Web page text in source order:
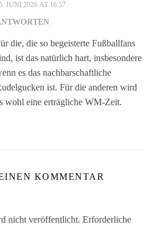
JUNI 2026 AT 16:57
die, die so begeisterte Fußballfans
ist das natürlich hart, insbesondere
es das nachbarschaftliche
ist. Für die anderen wird
wohl eine erträgliche WM-Zeit.
KOMMENTAR
nicht veröffentlicht. Erforderliche